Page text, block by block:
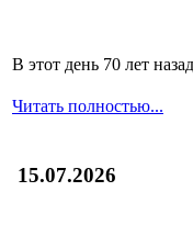
В этот день 70 лет
Читать полностью...
15.07.2026